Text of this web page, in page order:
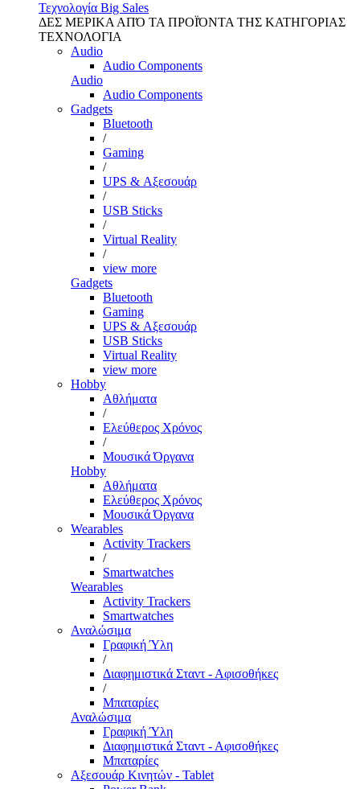
Τεχνολογία Big Sales
ΔΕΣ ΜΕΡΙΚΑ ΑΠΌ ΤΑ ΠΡΟΪΌΝΤΑ ΤΗΣ ΚΑΤΗΓΟΡΙΑΣ
ΤΕΧΝΟΛΟΓΙΑ
Audio
Audio Components
Audio
Audio Components
Gadgets
Bluetooth
/
Gaming
/
UPS & Αξεσουάρ
/
USB Sticks
/
Virtual Reality
/
view more
Gadgets
Bluetooth
Gaming
UPS & Αξεσουάρ
USB Sticks
Virtual Reality
view more
Hobby
Αθλήματα
/
Ελεύθερος Χρόνος
/
Μουσικά Όργανα
Hobby
Αθλήματα
Ελεύθερος Χρόνος
Μουσικά Όργανα
Wearables
Activity Trackers
/
Smartwatches
Wearables
Activity Trackers
Smartwatches
Αναλώσιμα
Γραφική Ύλη
/
Διαφημιστικά Σταντ - Αφισοθήκες
/
Μπαταρίες
Αναλώσιμα
Γραφική Ύλη
Διαφημιστικά Σταντ - Αφισοθήκες
Μπαταρίες
Αξεσουάρ Κινητών - Tablet